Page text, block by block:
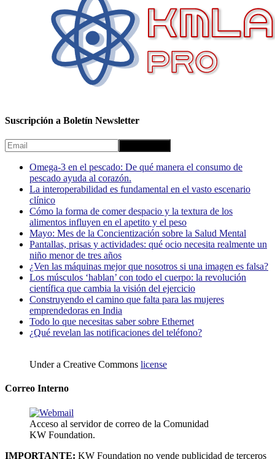
Suscripción a Boletín Newsletter
Omega-3 en el pescado: De qué manera el consumo de
pescado ayuda al corazón.
La interoperabilidad es fundamental en el vasto escenario
clínico
Cómo la forma de comer despacio y la textura de los
alimentos influyen en el apetito y el peso
Mayo: Mes de la Concientización sobre la Salud Mental
Pantallas, prisas y actividades: qué ocio necesita realmente un
niño menor de tres años
¿Ven las máquinas mejor que nosotros si una imagen es falsa?
Los músculos ‘hablan’ con todo el cuerpo: la revolución
científica que cambia la visión del ejercicio
Construyendo el camino que falta para las mujeres
emprendedoras en India
Todo lo que necesitas saber sobre Ethernet
¿Qué revelan las notificaciones del teléfono?
Under a Creative Commons license
Correo Interno
Acceso al servidor de correo de la Comunidad
KW Foundation.
IMPORTANTE: KW Foundation no vende publicidad de terceros